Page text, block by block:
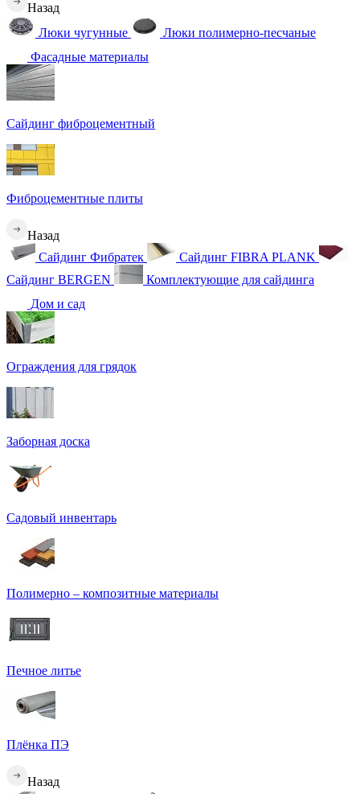
Назад
Люки чугунные
Люки полимерно-песчаные
Фасадные материалы
Сайдинг фиброцементный
Фиброцементные плиты
Назад
Сайдинг Фибратек
Сайдинг FIBRA PLANK
Сайдинг BERGEN
Комплектующие для сайдинга
Дом и сад
Ограждения для грядок
Заборная доска
Садовый инвентарь
Полимерно – композитные материалы
Печное литье
Плёнка ПЭ
Назад